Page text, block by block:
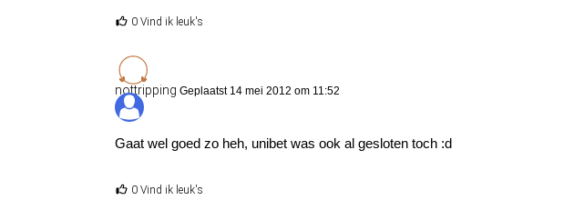
0 Vind ik leuk's
nottripping Geplaatst 14 mei 2012 om 11:52
Gaat wel goed zo heh, unibet was ook al gesloten toch :d
0 Vind ik leuk's